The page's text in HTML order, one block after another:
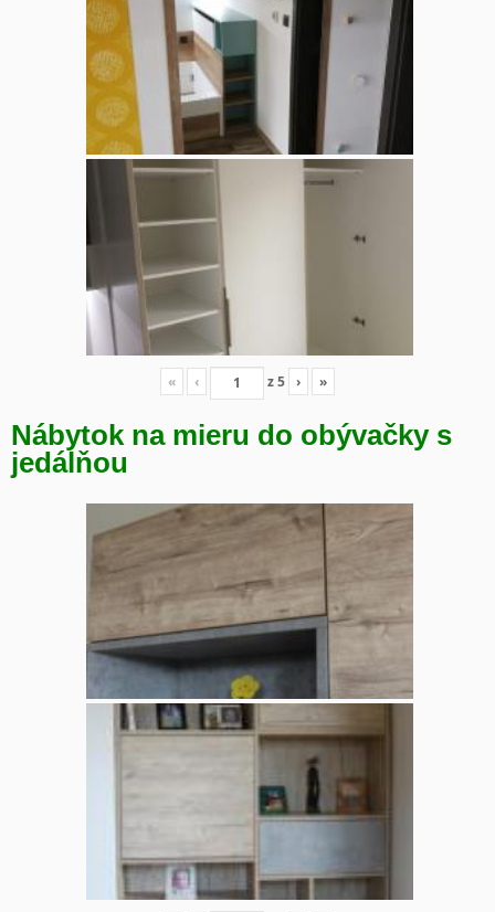
« ‹ z5 › »
Nábytok na mieru do obývačky s
jedálňou